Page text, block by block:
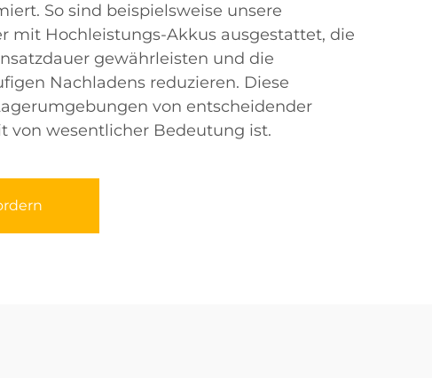
So sind beispielsweise unsere
mit Hochleistungs-Akkus ausgestattet, die
gewährleisten und die
Nachladens reduzieren. Diese
von entscheidender
von wesentlicher Bedeutung ist.